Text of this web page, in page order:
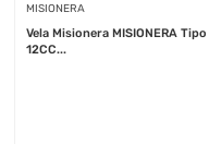
MISIONERA
Vela Misionera MISIONERA Tipo
12CC...